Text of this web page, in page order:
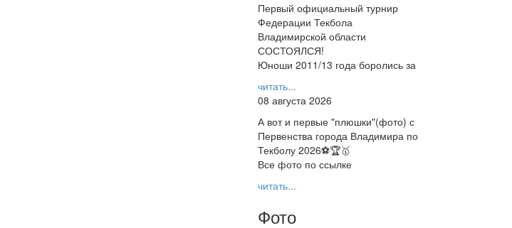
Первый официальный турнир
Федерации Текбола
Владимирской области
СОСТОЯЛСЯ!
Юноши 2011/13 года боролись за
читать...
08 августа 2026
А вот и первые "плюшки"(фото) с
Первенства города Владимира по
Текболу 2026⚽🏆🥇
Все фото по ссылке
читать...
Фото